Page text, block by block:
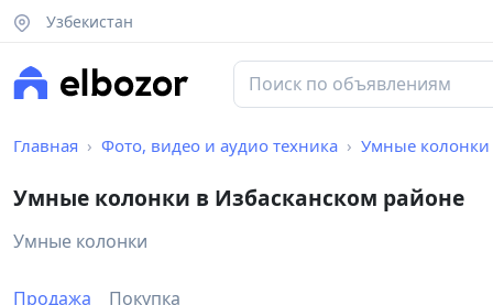
Узбекистан
Главная Фото, видео и аудио техника Умные колонки
Умные колонки в Избасканском районе
Умные колонки
Продажа Покупка